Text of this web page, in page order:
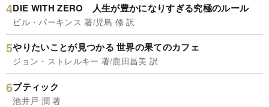
DIE WITH ZERO 人生が豊かになりすぎる究極のルール
ビル・パーキンス 著/児島 修 訳
やりたいことが見つかる 世界の果てのカフェ
ジョン・ストレルキー 著/鹿田昌美 訳
ブティック
池井戸 潤 著